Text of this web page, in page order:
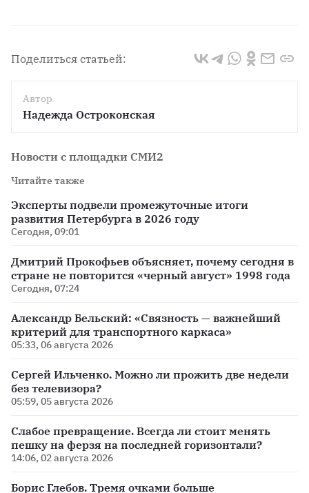
Поделиться статьей:
Автор
Надежда Остроконская
Новости с площадки СМИ2
Читайте также
Эксперты подвели промежуточные итоги
развития Петербурга в 2026 году
Сегодня, 09:01
Дмитрий Прокофьев объясняет, почему сегодня в
стране не повторится «черный август» 1998 года
Сегодня, 07:24
Александр Бельский: «Связность — важнейший
критерий для транспортного каркаса»
05:33, 06 августа 2026
Сергей Ильченко. Можно ли прожить две недели
без телевизора?
05:59, 05 августа 2026
Слабое превращение. Всегда ли стоит менять
пешку на ферзя на последней горизонтали?
14:06, 02 августа 2026
Борис Глебов. Тремя очками больше